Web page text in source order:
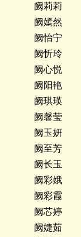
阙莉莉
阙嫣然
阙怡宁
阙忻玲
阙心悦
阙阳艳
阙琪瑛
阙馨莹
阙玉妍
阙至芳
阙长玉
阙彩娥
阙彩霞
阙芯婷
阙婕茹